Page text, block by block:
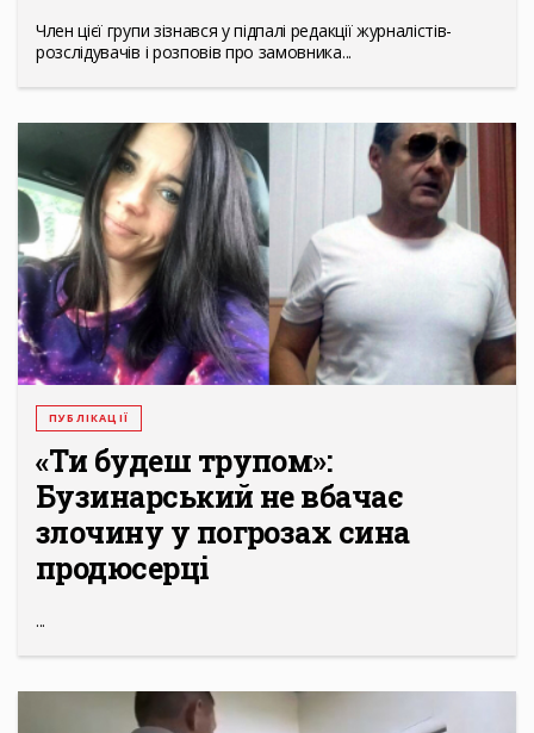
Член цієї групи зізнався у підпалі редакції журналістів-
розслідувачів і розповів про замовника...
ПУБЛІКАЦІЇ
«Ти будеш трупом»:
Бузинарський не вбачає
злочину у погрозах сина
продюсерці
...